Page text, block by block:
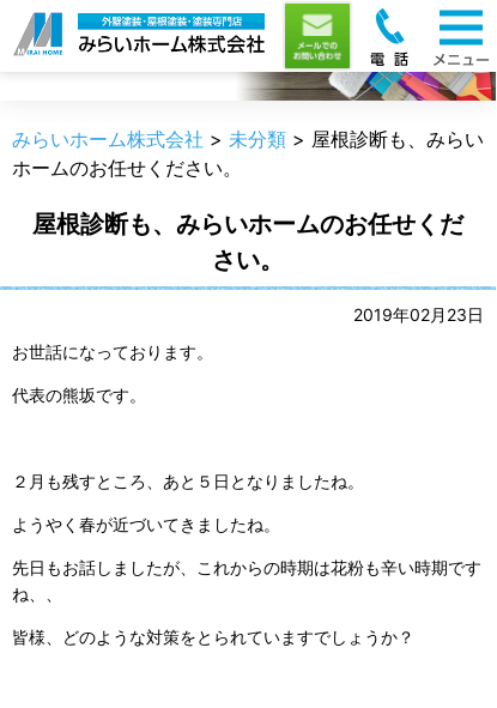
職人のうんちく
みらいホーム株式会社 > 未分類 > 屋根診断も、みらい
ホームのお任せください。
屋根診断も、みらいホームのお任せくだ
さい。
2019年02月23日
お世話になっております。
代表の熊坂です。
２月も残すところ、あと５日となりましたね。
ようやく春が近づいてきましたね。
先日もお話しましたが、これからの時期は花粉も辛い時期です
ね、、
皆様、どのような対策をとられていますでしょうか？